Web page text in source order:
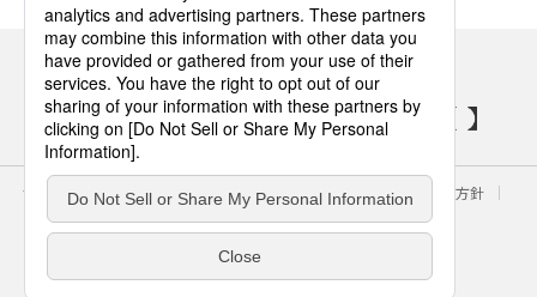
パナソニックの電気設備 SNSアカウント
サイトのご利用にあたって クッキーポリシー
個人情報保護方針
パナソニック ホールディングス
Area/Country
電気・建築設備（ビジネス）